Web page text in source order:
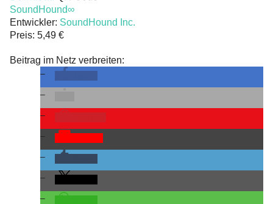
SoundHound∞
Entwickler: SoundHound Inc.
Preis:5,49 €
Beitrag im Netz verbreiten: